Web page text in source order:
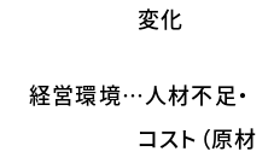
変化
経営環境…人材不足・
コスト（原材